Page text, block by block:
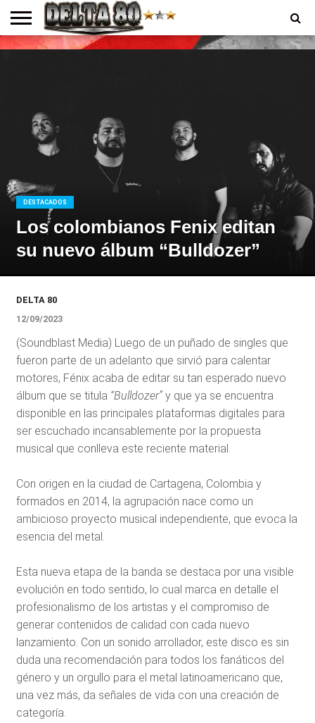
ENTREVISTAS
DESTACADOS
Los colombianos Fenix editan
su nuevo álbum “Bulldozer”
DELTA 80
12/09/2023
(Soundblast Media) Luego de un puñado de singles que
fueron parte de un adelanto que sirvió para calentar
motores, Fénix acaba de editar su tan esperado nuevo
álbum que se titula “Bulldozer”y que ya se encuentra
disponible en las principales plataformas digitales para
ser escuchado incansablemente por la propuesta
musical que conlleva este reciente material.
Con origen en la ciudad de Cartagena, Colombia y
formados en 2014, la agrupación nace como un
ambicioso proyecto musical independiente, que evoca la
esencia del metal.
Esta nueva etapa de la banda se destaca por una visible
evolución en todo sentido, lo cual marca en detalle el
profesionalismo de los artistas y el compromiso de
generar contenidos de calidad con cada nuevo
lanzamiento. Con un sonido arrollador, este disco es sin
duda una recomendación para todos los fanáticos del
género y un orgullo para el metal latinoamericano que,
una vez más, da señales de vida con una creación de
categoría.